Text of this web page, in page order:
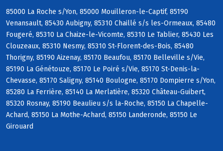
85000 La Roche s/Yon, 85000 Mouilleron-le-Captif, 85190
Venansault, 85430 Aubigny, 85310 Chaillé s/s les-Ormeaux, 85480
Fougeré, 85310 La Chaize-le-Vicomte, 85310 Le Tablier, 85430 Les
Clouzeaux, 85310 Nesmy, 85310 St-Florent-des-Bois, 85480
Thorigny, 85190 Aizenay, 85170 Beaufou, 85170 Belleville s/Vie,
85190 La Génétouze, 85170 Le Poiré s/Vie, 85170 St-Denis-la-
Chevasse, 85170 Saligny, 85140 Boulogne, 85170 Dompierre s/Yon,
85280 La Ferrière, 85140 La Merlatière, 85320 Château-Guibert,
85320 Rosnay, 85190 Beaulieu s/s la-Roche, 85150 La Chapelle-
Achard, 85150 La Mothe-Achard, 85150 Landeronde, 85150 Le
Girouard